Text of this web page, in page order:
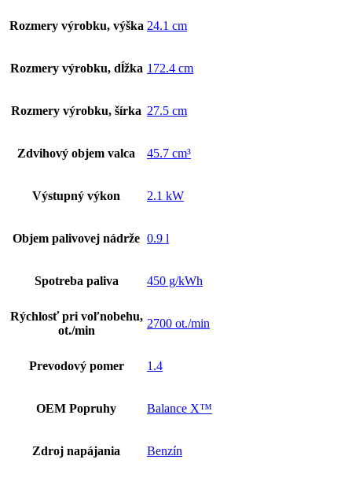
Rozmery výrobku, výška 24.1 cm
Rozmery výrobku, dĺžka 172.4 cm
Rozmery výrobku, šírka 27.5 cm
Zdvihový objem valca 45.7 cm³
Výstupný výkon 2.1 kW
Objem palivovej nádrže 0.9 l
Spotreba paliva 450 g/kWh
Rýchlosť pri voľnobehu,
ot./min
2700 ot./min
Prevodový pomer 1.4
OEM Popruhy Balance X™
Zdroj napájania Benzín